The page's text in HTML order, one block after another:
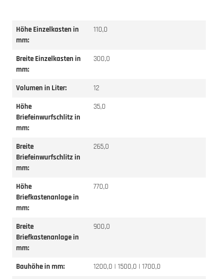
Höhe Einzelkasten in
mm:
110,0
Breite Einzelkasten in
mm:
300,0
Volumen in Liter:
12
Höhe
Briefeinwurfschlitz in
mm:
35,0
Breite
Briefeinwurfschlitz in
mm:
265,0
Höhe
Briefkastenanlage in
mm:
770,0
Breite
Briefkastenanlage in
mm:
900,0
Bauhöhe in mm:
1200,0 | 1500,0 | 1700,0